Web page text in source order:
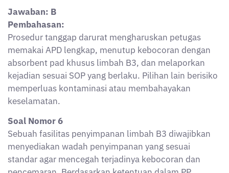
A. Terbuat dari bahan mudah terbakar agar bisa diolah
langsung
B. Menggunakan drum besi biasa tanpa pelapis
C. Drum berbahan logam dengan lapisan anti-karat
dan kedap
D. Drum plastik tipis agar mudah dibawa
E. Karung goni dilapisi plastik untuk menyerap cairan
Jawaban: C
Pembahasan:
Wadah penyimpanan limbah cair korosif harus
berbahan logam tahan karat atau plastik khusus yang
kedap dan tahan terhadap sifat korosif limbah. Drum
logam dengan lapisan anti-karat memenuhi standar